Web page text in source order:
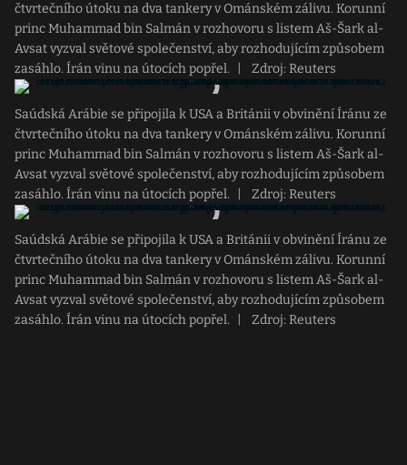
čtvrtečního útoku na dva tankery v Ománském zálivu. Korunní
princ Muhammad bin Salmán v rozhovoru s listem Aš-Šark al-
Avsat vyzval světové společenství, aby rozhodujícím způsobem
zasáhlo. Írán vinu na útocích popřel.
Zdroj: Reuters
Saúdská Arábie se připojila k USA a Británii v obvinění Íránu ze
čtvrtečního útoku na dva tankery v Ománském zálivu. Korunní
princ Muhammad bin Salmán v rozhovoru s listem Aš-Šark al-
Avsat vyzval světové společenství, aby rozhodujícím způsobem
zasáhlo. Írán vinu na útocích popřel.
Zdroj: Reuters
Saúdská Arábie se připojila k USA a Británii v obvinění Íránu ze
čtvrtečního útoku na dva tankery v Ománském zálivu. Korunní
princ Muhammad bin Salmán v rozhovoru s listem Aš-Šark al-
Avsat vyzval světové společenství, aby rozhodujícím způsobem
zasáhlo. Írán vinu na útocích popřel.
Zdroj: Reuters